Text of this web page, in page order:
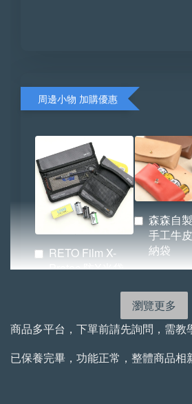
周邊小物 加購優惠
RETO Film X-
Protec 防X光袋
NT$ 855
- +
森森自
手工牛
納袋
NT$ 522
瀏覽更多
商品多平台，下單前請先詢問，需
已保養完畢，功能正常，整體商品相